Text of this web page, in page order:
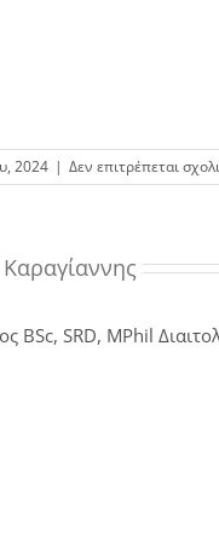
2024 | Δεν επιτρέπεται
BSc, SRD, MPhil